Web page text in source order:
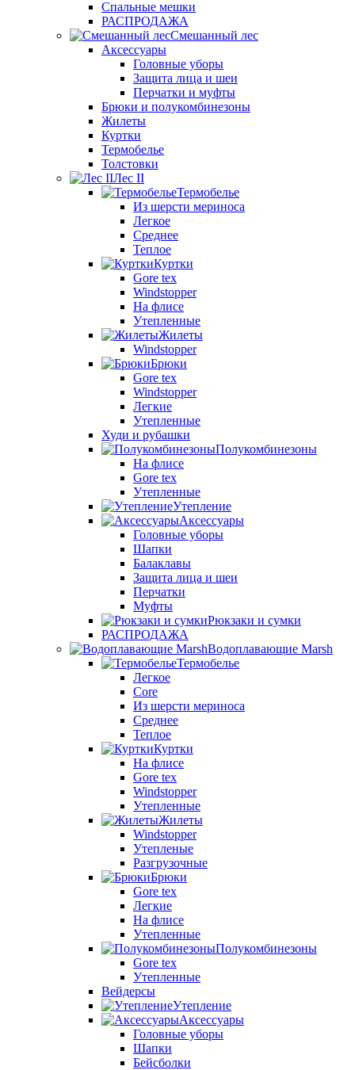
Спальные мешки
РАСПРОДАЖА
Смешанный лес
Аксессуары
Головные уборы
Защита лица и шеи
Перчатки и муфты
Брюки и полукомбинезоны
Жилеты
Куртки
Термобелье
Толстовки
Лес II
Термобелье
Из шерсти мериноса
Легкое
Среднее
Теплое
Куртки
Gore tex
Windstopper
На флисе
Утепленные
Жилеты
Windstopper
Брюки
Gore tex
Windstopper
Легкие
Утепленные
Худи и рубашки
Полукомбинезоны
На флисе
Gore tex
Утепленные
Утепление
Аксессуары
Головные уборы
Шапки
Балаклавы
Защита лица и шеи
Перчатки
Муфты
Рюкзаки и сумки
РАСПРОДАЖА
Водоплавающие Marsh
Термобелье
Легкое
Core
Из шерсти мериноса
Среднее
Теплое
Куртки
На флисе
Gore tex
Windstopper
Утепленные
Жилеты
Windstopper
Утепленые
Разгрузочные
Брюки
Gore tex
Легкие
На флисе
Утепленные
Полукомбинезоны
Gore tex
Утепленные
Вейдерсы
Утепление
Аксессуары
Головные уборы
Шапки
Бейсболки